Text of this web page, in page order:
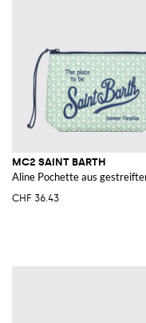
MC2 SAINT BARTH
Aline Pochette aus
CHF 36.43